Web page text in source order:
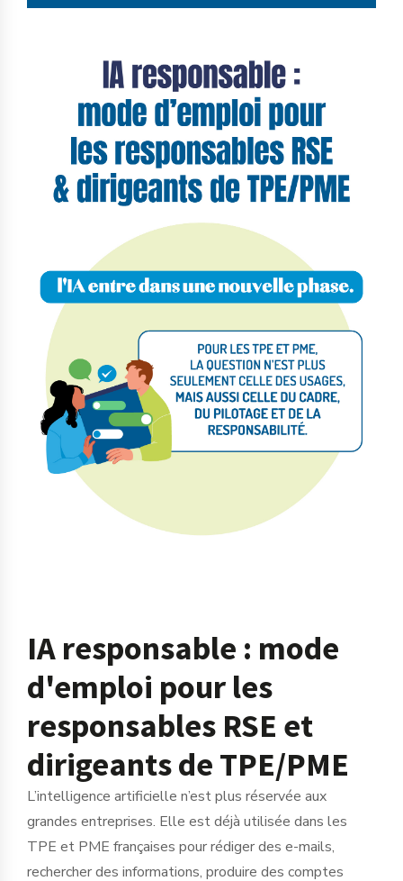
IA responsable : mode
d'emploi pour les
responsables RSE et
dirigeants de TPE/PME
L’intelligence artificielle n’est plus réservée aux
grandes entreprises. Elle est déjà utilisée dans les
TPE et PME françaises pour rédiger des e-mails,
rechercher des informations, produire des comptes